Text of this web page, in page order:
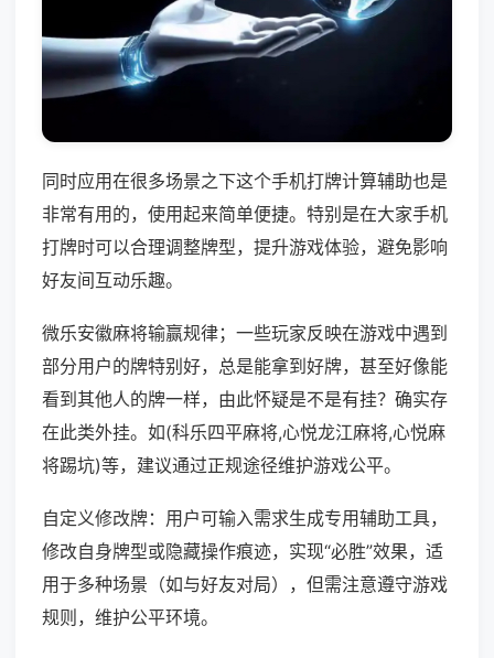
同时应用在很多场景之下这个手机打牌计算辅助也是
非常有用的，使用起来简单便捷。特别是在大家手机
打牌时可以合理调整牌型，提升游戏体验，避免影响
好友间互动乐趣。
微乐安徽麻将输赢规律；一些玩家反映在游戏中遇到
部分用户的牌特别好，总是能拿到好牌，甚至好像能
看到其他人的牌一样，由此怀疑是不是有挂？确实存
在此类外挂。如(科乐四平麻将,心悦龙江麻将,心悦麻
将踢坑)等，建议通过正规途径维护游戏公平。
自定义修改牌：用户可输入需求生成专用辅助工具，
修改自身牌型或隐藏操作痕迹，实现“必胜”效果，适
用于多种场景（如与好友对局），但需注意遵守游戏
规则，维护公平环境。